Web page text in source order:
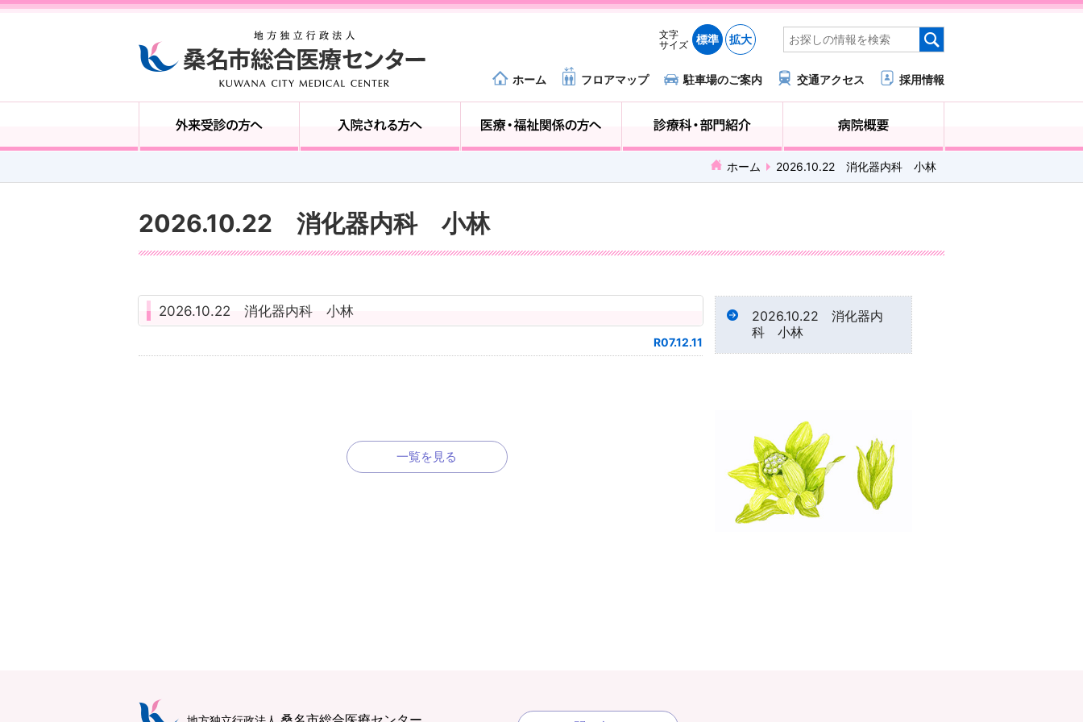
文字
サイズ
標準 拡大
ホーム フロアマップ 駐車場のご案内 交通アクセス 採用情報
ホーム 2026.10.22 消化器内科 小林
2026.10.22 消化器内科 小林
2026.10.22 消化器内科 小林
R07.12.11
一覧を見る
2026.10.22 消化器内
科 小林